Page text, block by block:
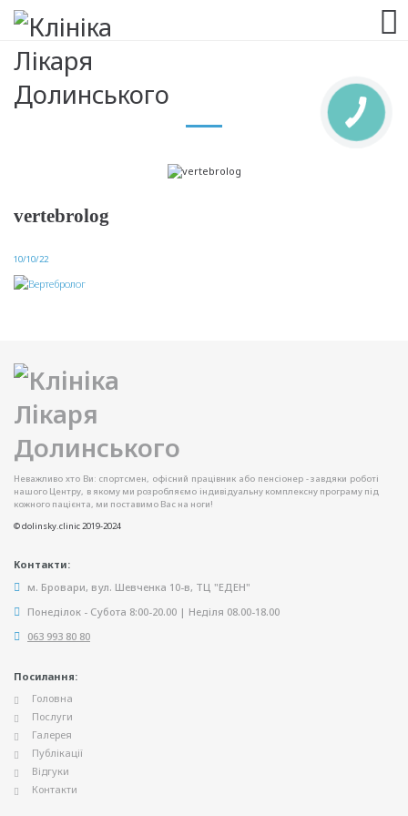
vertebrolog
10/10/22
Неважливо хто Ви: спортсмен, офісний працівник або пенсіонер - завдяки роботі
нашого Центру, в якому ми розробляємо індивідуальну комплексну програму під
кожного пацієнта, ми поставимо Вас на ноги!
© dolinsky.clinic 2019-2024
Контакти:
м. Бровари, вул. Шевченка 10-в, ТЦ "ЕДЕН"
Понеділок - Субота 8:00-20.00 | Неділя 08.00-18.00
063 993 80 80
Посилання:
Головна
Послуги
Галерея
Публікації
Відгуки
Контакти